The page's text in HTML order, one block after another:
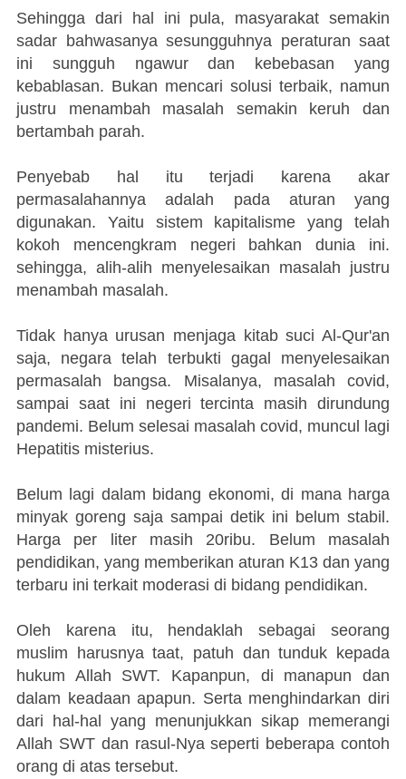
Sehingga dari hal ini pula, masyarakat semakin
sadar bahwasanya sesungguhnya peraturan saat
ini sungguh ngawur dan kebebasan yang
kebablasan. Bukan mencari solusi terbaik, namun
justru menambah masalah semakin keruh dan
bertambah parah.
Penyebab hal itu terjadi karena akar
permasalahannya adalah pada aturan yang
digunakan. Yaitu sistem kapitalisme yang telah
kokoh mencengkram negeri bahkan dunia ini.
sehingga, alih-alih menyelesaikan masalah justru
menambah masalah.
Tidak hanya urusan menjaga kitab suci Al-Qur'an
saja, negara telah terbukti gagal menyelesaikan
permasalah bangsa. Misalanya, masalah covid,
sampai saat ini negeri tercinta masih dirundung
pandemi. Belum selesai masalah covid, muncul lagi
Hepatitis misterius.
Belum lagi dalam bidang ekonomi, di mana harga
minyak goreng saja sampai detik ini belum stabil.
Harga per liter masih 20ribu. Belum masalah
pendidikan, yang memberikan aturan K13 dan yang
terbaru ini terkait moderasi di bidang pendidikan.
Oleh karena itu, hendaklah sebagai seorang
muslim harusnya taat, patuh dan tunduk kepada
hukum Allah SWT. Kapanpun, di manapun dan
dalam keadaan apapun. Serta menghindarkan diri
dari hal-hal yang menunjukkan sikap memerangi
Allah SWT dan rasul-Nya seperti beberapa contoh
orang di atas tersebut.